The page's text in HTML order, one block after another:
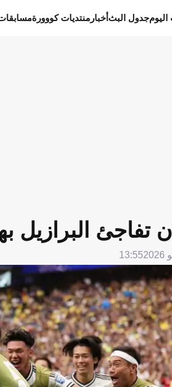
اليومجدول البثأخبار منتديات كووورة
تفاجئ
13:55